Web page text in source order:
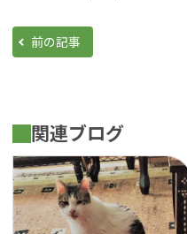
前の記事
関連ブログ